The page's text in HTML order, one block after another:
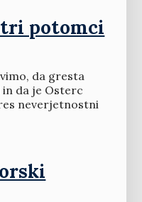
potomci
da gresta
in da je Osterc
neverjetnostni